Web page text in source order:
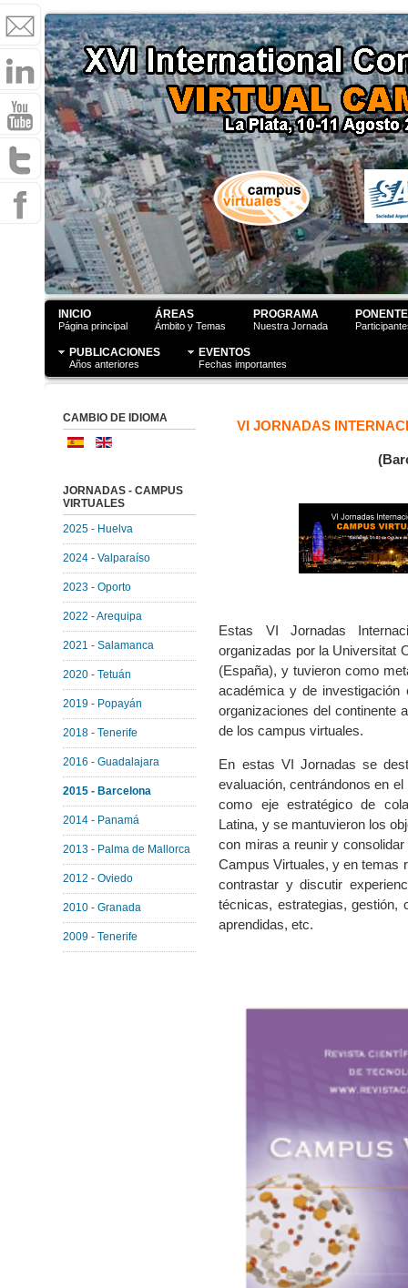
INICIO
Página principal
ÁREAS
Ámbito y Temas
PROGRAMA
Nuestra Jornada
PUBLICACIONES
Años anteriores
EVENTOS
Fechas importantes
VI JORNADAS
Estas VI Jornadas
organizadas por la Universitat
(España), y tuvieron como
académica y de investigación
organizaciones del continente
de los campus virtuales.
En estas VI Jornadas se
evaluación, centrándonos en
como eje estratégico de
Latina, y se mantuvieron los
con miras a reunir y
Campus Virtuales, y en temas
contrastar y discutir
técnicas, estrategias, gestión,
aprendidas, etc.
CAMBIO DE IDIOMA
JORNADAS - CAMPUS
VIRTUALES
2025 - Huelva
2024 - Valparaíso
2023 - Oporto
2022 - Arequipa
2021 - Salamanca
2020 - Tetuán
2019 - Popayán
2018 - Tenerife
2016 - Guadalajara
2015 - Barcelona
2014 - Panamá
2013 - Palma de Mallorca
2012 - Oviedo
2010 - Granada
2009 - Tenerife